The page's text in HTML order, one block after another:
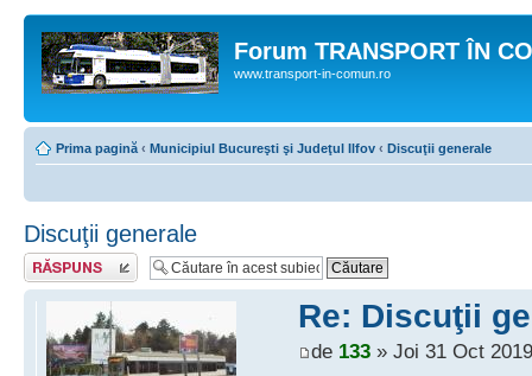
Forum TRANSPORT ÎN
www.transport-in-comun.ro
Prima pagină ‹ Municipiul Bucureşti şi Judeţul Ilfov ‹ Discuţii generale
Discuţii generale
Răspunde
Re: Discuţii
de 133» Joi 31 Oct